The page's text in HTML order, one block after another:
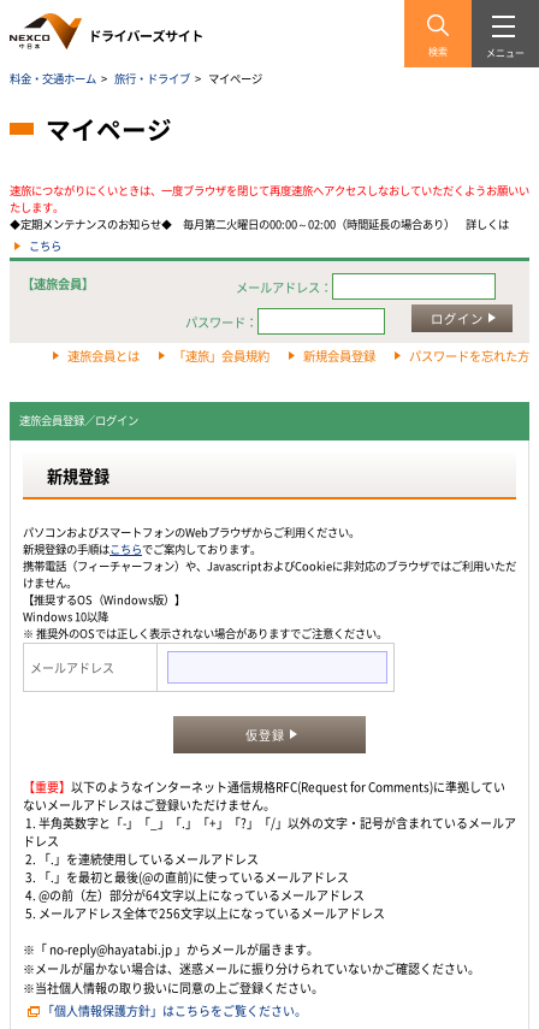
検索 メニュー
料金・交通ホーム > 旅行・ドライブ > マイページ
マイページ
速旅につながりにくいときは、一度ブラウザを閉じて再度速旅へアクセスしなおしていただくようお願いい
たします。
◆定期メンテナンスのお知らせ◆ 毎月第二火曜日の00:00～02:00（時間延長の場合あり） 詳しくは
こちら
【速旅会員】
メールアドレス：
パスワード：
ログイン
速旅会員とは 「速旅」会員規約 新規会員登録 パスワードを忘れた方
速旅会員登録／ログイン
新規登録
パソコンおよびスマートフォンのWebプラウザからご利用ください。
新規登録の手順はこちらでご案内しております。
携帯電話（フィーチャーフォン）や、JavascriptおよびCookieに非対応のブラウザではご利用いただ
けません。
【推奨するOS（Windows版）】
Windows 10以降
※ 推奨外のOSでは正しく表示されない場合がありますでご注意ください。
メールアドレス
仮登録
【重要】 以下のようなインターネット通信規格RFC(Request for Comments)に準拠してい
ないメールアドレスはご登録いただけません。
1. 半角英数字と「-」「_」「.」「+」「?」「/」以外の文字・記号が含まれているメールア
ドレス
2. 「.」を連続使用しているメールアドレス
3. 「.」を最初と最後(@の直前)に使っているメールアドレス
4. @の前（左）部分が64文字以上になっているメールアドレス
5. メールアドレス全体で256文字以上になっているメールアドレス
※「 no-reply@hayatabi.jp 」からメールが届きます。
※メールが届かない場合は、迷惑メールに振り分けられていないかご確認ください。
※当社個人情報の取り扱いに同意の上ご登録ください。
「個人情報保護方針」はこちらをご覧ください。